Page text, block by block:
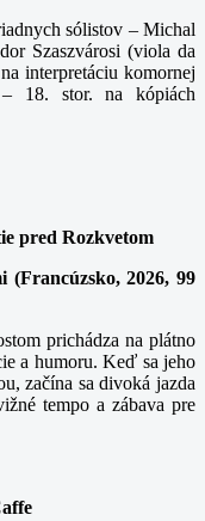
sólistov – Michal
Szaszvárosi (viola da
interpretáciu komornej
18. stor. na kópiách
pred Rozkvetom
2026, 99
prichádza na plátno
a humoru. Keď sa jeho
začína sa divoká jazda
tempo a zábava pre